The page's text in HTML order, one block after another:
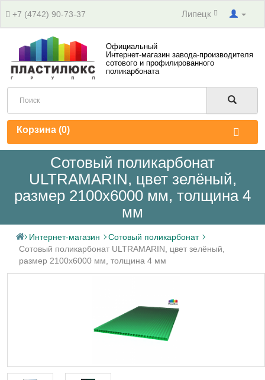
+7 (4742) 90-73-37 Липецк
Официальный
Интернет-магазин завода-производителя
сотового и профилированного
поликарбоната
Корзина (0)
Сотовый поликарбонат
ULTRAMARIN, цвет зелёный,
размер 2100x6000 мм, толщина 4
мм
Интернет-магазин
Сотовый поликарбонат
Сотовый поликарбонат ULTRAMARIN, цвет зелёный,
размер 2100x6000 мм, толщина 4 мм